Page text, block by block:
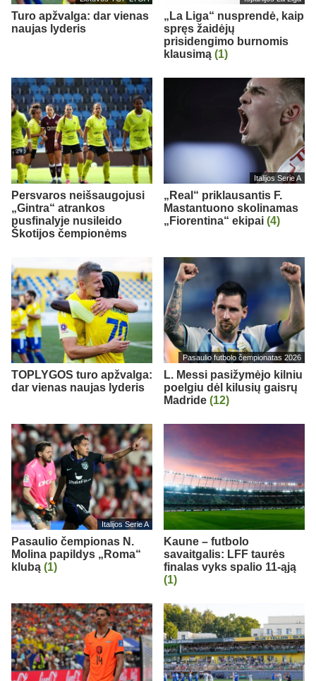
Turo apžvalga: dar vienas
naujas lyderis
„La Liga“ nusprendė, kaip
spręs žaidėjų
prisidengimo burnomis
klausimą (1)
Persvaros neišsaugojusi
„Gintra“ atrankos
pusfinalyje nusileido
Škotijos čempionėms
Italijos Serie A
„Real“ priklausantis F.
Mastantuono skolinamas
„Fiorentina“ ekipai (4)
TOPLYGOS turo apžvalga:
dar vienas naujas lyderis
Pasaulio futbolo čempionatas 2026
L. Messi pasižymėjo kilniu
poelgiu dėl kilusių gaisrų
Madride (12)
Italijos Serie A
Pasaulio čempionas N.
Molina papildys „Roma“
klubą (1)
Kaune – futbolo
savaitgalis: LFF taurės
finalas vyks spalio 11-ąją
(1)